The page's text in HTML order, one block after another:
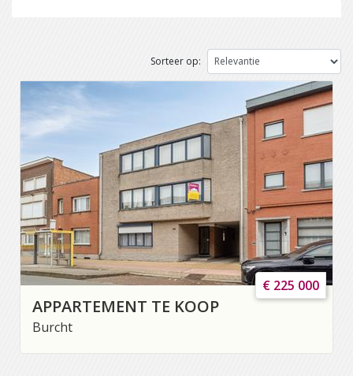
Sorteer op:
APPARTEMENT TE KOOP
Burcht
€ 225 000